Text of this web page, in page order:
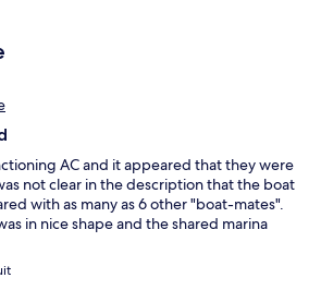
AC and it appeared that they were
not clear in the description that the boat
with as many as 6 other "boat-mates".
in nice shape and the shared marina